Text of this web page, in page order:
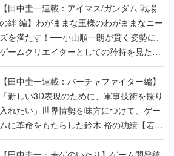
【田中圭一連載：アイマス/ガンダム 戦場
の絆 編】わがままな王様のわがままなニー
ズを満たす！──小山順一朗が貫く姿勢に、
ゲームクリエイターとしての矜持を見た
【若ゲのいたり最終回】
【田中圭一連載：バーチャファイター編】
「新しい3D表現のために、軍事技術を採り
入れたい」世界情勢を味方につけて、ゲー
ムに革命をもたらした鈴木 裕の功績【若ゲ
のいたり】